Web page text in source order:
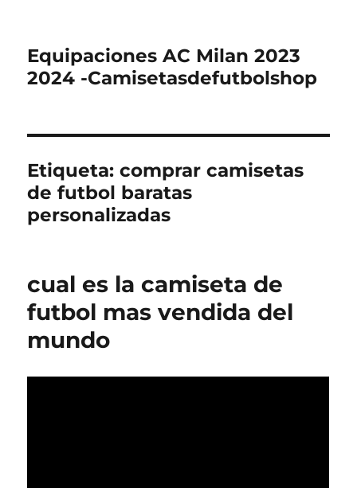
Equipaciones AC Milan 2023
2024 -Camisetasdefutbolshop
Etiqueta:comprar camisetas
de futbol baratas
personalizadas
cual es la camiseta de
futbol mas vendida del
mundo